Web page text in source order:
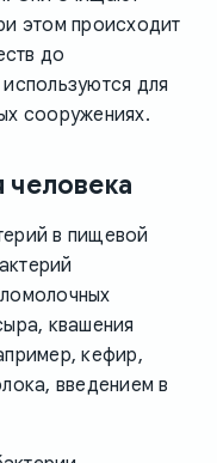
этом происходит
до
для
сооружениях.
человека
в пищевой
квашения
кефир,
введением в